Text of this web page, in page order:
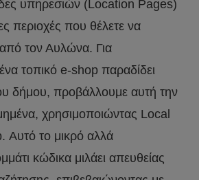
υπηρεσιών (Location Pages)
περιοχές που θέλετε να
τον Αυλώνα. Για
τοπικό e-shop παραδίδει
δήμου, προβάλλουμε αυτή την
χρησιμοποιώντας Local
Αυτό το μικρό αλλά
κώδικα μιλάει απευθείας